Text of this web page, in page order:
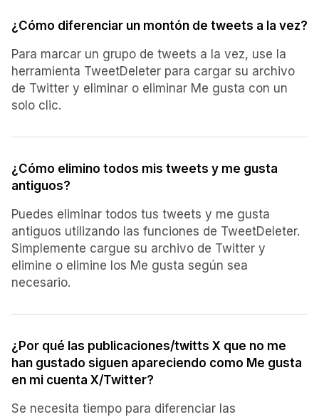
¿Cómo diferenciar un montón de tweets a la vez?
Para marcar un grupo de tweets a la vez, use la
herramienta TweetDeleter para cargar su archivo
de Twitter y eliminar o eliminar Me gusta con un
solo clic.
¿Cómo elimino todos mis tweets y me gusta
antiguos?
Puedes eliminar todos tus tweets y me gusta
antiguos utilizando las funciones de TweetDeleter.
Simplemente cargue su archivo de Twitter y
elimine o elimine los Me gusta según sea
necesario.
¿Por qué las publicaciones/twitts X que no me
han gustado siguen apareciendo como Me gusta
en mi cuenta X/Twitter?
Se necesita tiempo para diferenciar las